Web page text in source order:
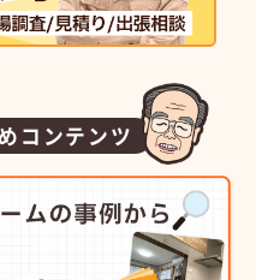
コンテンツ